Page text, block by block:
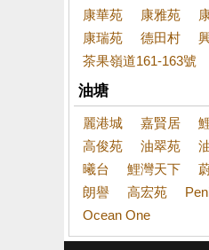
康華苑
康雅苑
康瑞苑
德田村
茶果嶺道161-163號
油塘
麗港城 嘉賢居
高俊苑
油翠苑
曦台
鯉灣天下
朗譽
高宏苑
Ocean One